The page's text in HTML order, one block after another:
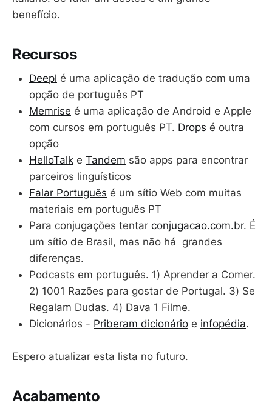
benefício.
Recursos
Deepl é uma aplicação de tradução com uma
opção de português PT
Memrise é uma aplicação de Android e Apple
com cursos em português PT. Drops é outra
opção
HelloTalk e Tandem são apps para encontrar
parceiros linguísticos
Falar Português é um sítio Web com muitas
materiais em português PT
Para conjugações tentar conjugacao.com.br. É
um sítio de Brasil, mas não há grandes
diferenças.
Podcasts em português. 1) Aprender a Comer.
2) 1001 Razões para gostar de Portugal. 3) Se
Regalam Dudas. 4) Dava 1 Filme.
Dicionários - Priberam dicionário e infopédia.
Espero atualizar esta lista no futuro.
Acabamento